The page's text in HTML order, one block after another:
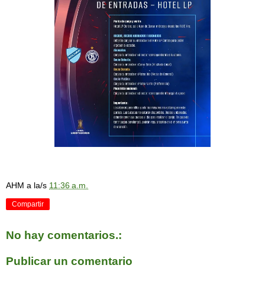
AHM a la/s 11:36 a.m.
Compartir
No hay comentarios.:
Publicar un comentario